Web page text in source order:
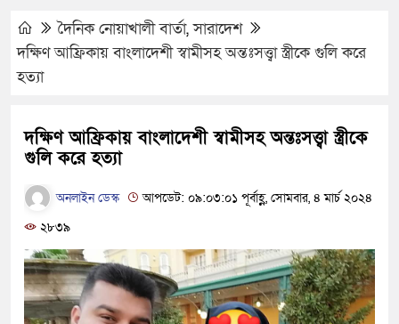
দৈনিক নোয়াখালী বার্তা,সারাদেশ
দক্ষিণ আফ্রিকায় বাংলাদেশী স্বামীসহ অন্তঃসত্ত্বা স্ত্রীকে গুলি করে
হত্যা
দক্ষিণ আফ্রিকায় বাংলাদেশী স্বামীসহ অন্তঃসত্ত্বা স্ত্রীকে
গুলি করে হত্যা
অনলাইন ডেস্ক
আপডেট: ০৯:০৩:০১ পূর্বাহ্ণ, সোমবার, ৪ মার্চ ২০২৪
২৮৩৯